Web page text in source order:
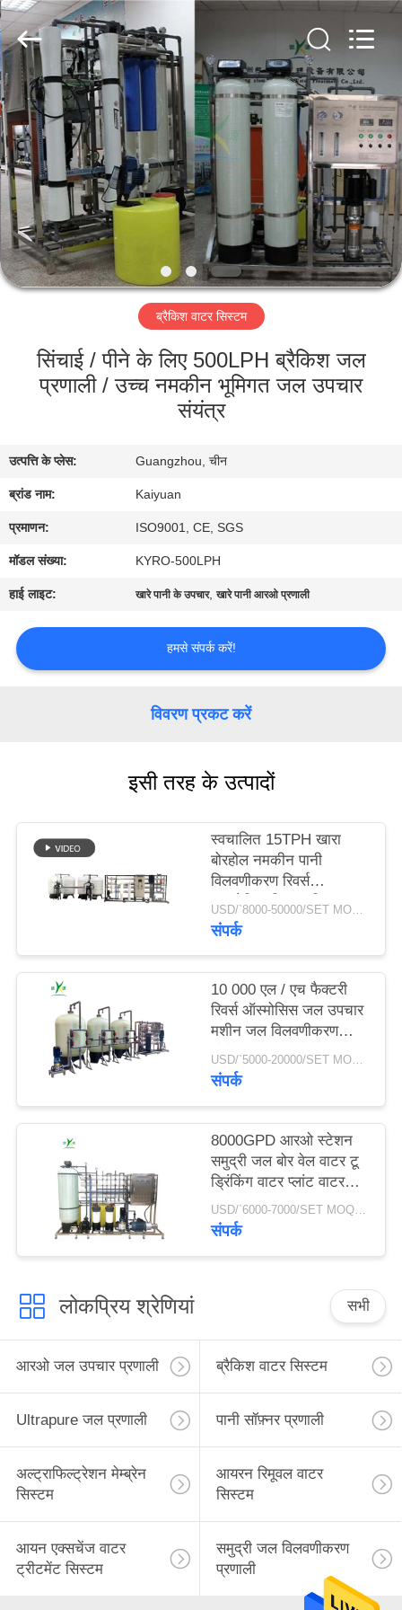
घर
उत्पादों
हमारे
बारे
में
भ्रमण
नियंत्रण
संपर्क
करें
एक
उद्धरण
का
COMPANY
साइटमैप
Kai
Yuan
Water
Treatment
Equipment
Co.,
Ltd..
All
Rights
Reserved.
ब्रैकिश वाटर सिस्टम
सिंचाई / पीने के लिए 500LPH ब्रैकिश जल
प्रणाली / उच्च नमकीन भूमिगत जल उपचार
संयंत्र
उत्पत्ति के प्लेस: Guangzhou, चीन
ब्रांड नाम: Kaiyuan
प्रमाणन: ISO9001, CE, SGS
मॉडल संख्या: KYRO-500LPH
हाई लाइट: खारे पानी के उपचार,खारे पानी आरओ प्रणाली
हमसे संपर्क करें!
विवरण प्रकट करें
इसी तरह के उत्पादों
स्वचालित 15TPH खारा
बोरहोल नमकीन पानी
विलवणीकरण रिवर्स
ऑस्मोसिस फ़िल्टर सिस्टम
शुद्धिकरण उपचार आरओ
USD/`8000-50000/SET MOQ:एक सेट
संपर्क
10 000 एल / एच फैक्टरी
रिवर्स ऑस्मोसिस जल उपचार
मशीन जल विलवणीकरण
संयंत्र जल उपचार उपकरण
आरओ सिस्टम
USD/`5000-20000/SET MOQ:एक सेट
संपर्क
8000GPD आरओ स्टेशन
समुद्री जल बोर वेल वाटर टू
ड्रिंकिंग वाटर प्लांट वाटर
डिसेलिनेशन मशीन
USD/`6000-7000/SET MOQ:एक सेट
संपर्क
लोकप्रिय श्रेणियां सभी
आरओ जल उपचार प्रणाली ब्रैकिश वाटर सिस्टम
Ultrapure जल प्रणाली पानी सॉफ़्नर प्रणाली
अल्ट्राफिल्ट्रेशन मेम्ब्रेन
सिस्टम
आयरन रिमूवल वाटर
सिस्टम
आयन एक्सचेंज वाटर
ट्रीटमेंट सिस्टम
समुद्री जल विलवणीकरण
प्रणाली